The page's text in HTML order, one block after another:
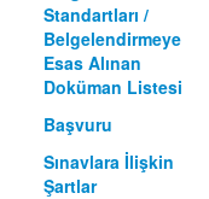
Standartları /
Belgelendirmeye
Esas Alınan
Doküman Listesi
Başvuru
Sınavlara İlişkin
Şartlar